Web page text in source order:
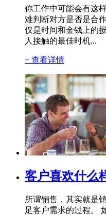
你工作中可能会有这
难判断对方是否是合
仅是时间和金钱上的
人接触的最佳时机...
+ 查看详情
客户喜欢什么
所谓销售，其实就是
足客户需求的过程。